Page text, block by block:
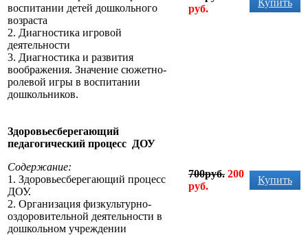
воспитании детей дошкольного
возраста
2. Диагностика игровой
деятельности
3. Диагностика и развития
воображения. Значение сюжетно-
ролевой игры в воспитании
дошкольников.
руб.
Здоровьесберегающий
педагогический процесс ДОУ
Содержание:
1. Здоровьесберегающий процесс
ДОУ.
2. Организация физкультурно-
оздоровительной деятельности в
дошкольном учреждении
700руб. 200
руб.
Купить